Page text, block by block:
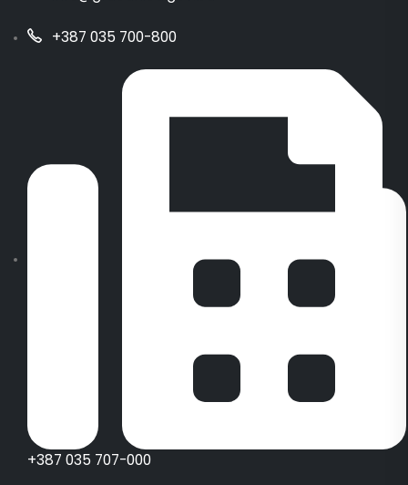
+387 035 700-800
+387 035 707-000